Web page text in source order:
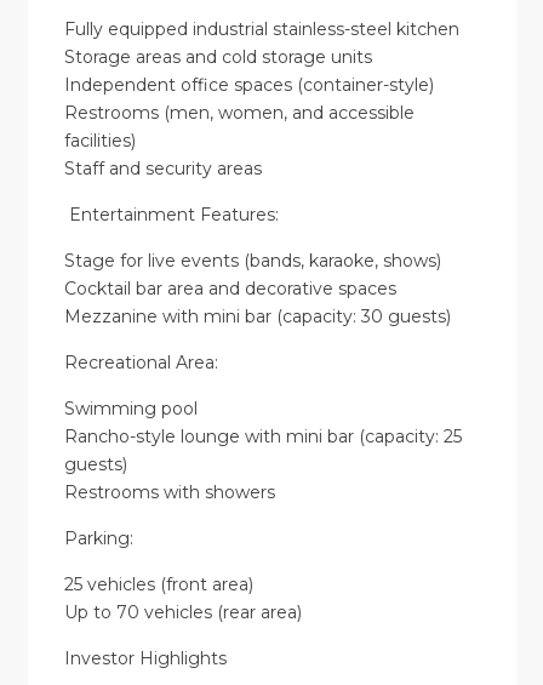
Fully equipped industrial stainless-steel kitchen
Storage areas and cold storage units
Independent office spaces (container-style)
Restrooms (men, women, and accessible
facilities)
Staff and security areas
Entertainment Features:
Stage for live events (bands, karaoke, shows)
Cocktail bar area and decorative spaces
Mezzanine with mini bar (capacity: 30 guests)
Recreational Area:
Swimming pool
Rancho-style lounge with mini bar (capacity: 25
guests)
Restrooms with showers
Parking:
25 vehicles (front area)
Up to 70 vehicles (rear area)
Investor Highlights